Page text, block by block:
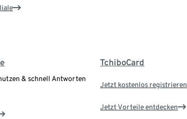
& schnell Antworten
TchiboCard
Jetzt kostenlos registrieren
Jetzt Vorteile entdecken